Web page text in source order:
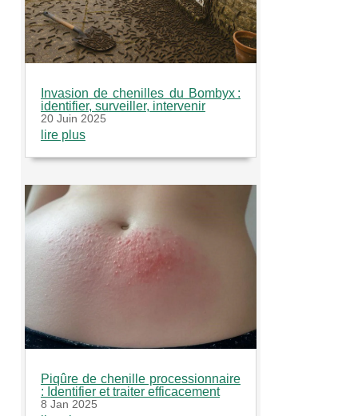
Invasion de chenilles du Bombyx :
identifier, surveiller, intervenir
20 Juin 2025
lire plus
Piqûre de chenille processionnaire
: Identifier et traiter efficacement
8 Jan 2025